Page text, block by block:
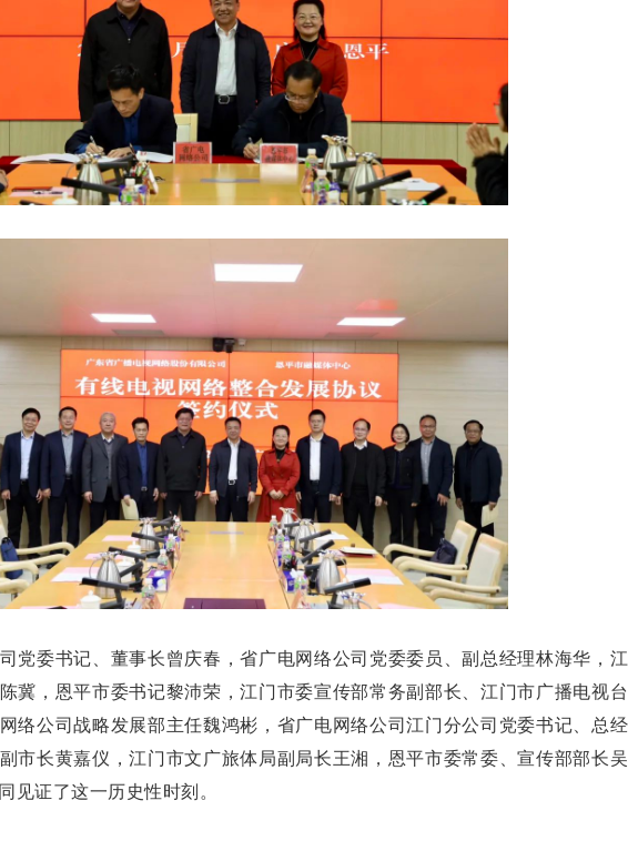
委书记、董事长曾庆春，省广电网络公司党委委员、副总经理林海华，
冀，恩平市委书记黎沛荣，江门市委宣传部常务副部长、江门市广播电视
络公司战略发展部主任魏鸿彬，省广电网络公司江门分公司党委书记、总
市长黄嘉仪，江门市文广旅体局副局长王湘，恩平市委常委、宣传部部长
见证了这一历史性时刻。